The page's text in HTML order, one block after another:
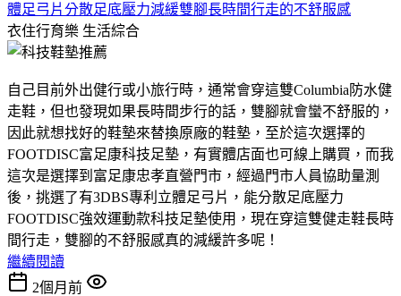
體足弓片分散足底壓力減緩雙腳長時間行走的不舒服感
衣住行育樂 生活綜合
自己目前外出健行或小旅行時，通常會穿這雙Columbia防水健
走鞋，但也發現如果長時間步行的話，雙腳就會蠻不舒服的，
因此就想找好的鞋墊來替換原廠的鞋墊，至於這次選擇的
FOOTDISC富足康科技足墊，有實體店面也可線上購買，而我
這次是選擇到富足康忠孝直營門市，經過門市人員協助量測
後，挑選了有3DBS專利立體足弓片，能分散足底壓力
FOOTDISC強效運動款科技足墊使用，現在穿這雙健走鞋長時
間行走，雙腳的不舒服感真的減緩許多呢！
繼續閱讀
2個月前